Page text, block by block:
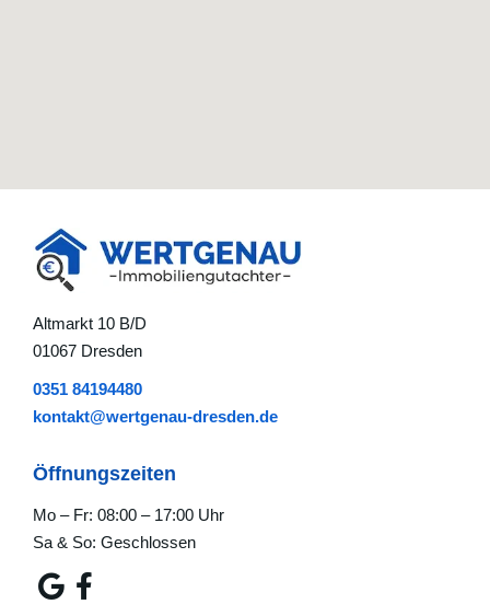
Altmarkt 10 B/D
01067 Dresden
0351 84194480
kontakt@wertgenau-dresden.de
Öffnungszeiten
Mo – Fr: 08:00 – 17:00 Uhr
Sa & So: Geschlossen